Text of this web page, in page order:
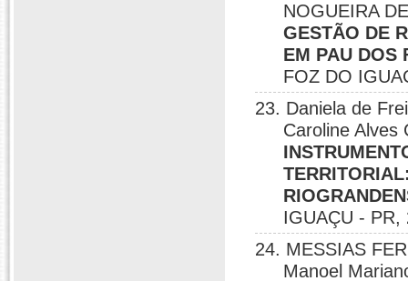
NOGUEIRA
GESTÃO DE
EM PAU DOS
FOZ DO
23. Daniela de
Caroline Alves
IGUAÇU - PR,
24. MESSIAS
Manoel